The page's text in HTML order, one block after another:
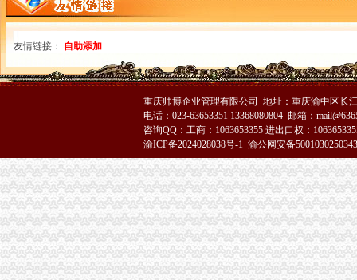
永川局开展注册登记“优质服务月”代办注销分公司活动
大足局重庆注销分公司组织60名干部职工积参加西山林场扑火
奉节局重庆注销分公司扎实做好离退休老干部工作
江津局代办注销分公司四项措施化服务转型
黔江局采取“五查”代办注销分公司化票据管理
沙坪坝局“三抓三促”代理注销分公司确保高温酷暑市场稳定
永川局五措并举贯彻实施《行使行政处罚自由裁量权的重庆注销税务意见》取
沙坪坝局突出“三抓”重庆分公司注销理中介
巴南局代办注销分公司三项措施开展危险化学品安全专项整
陈文渝副局代办注销分公司长到高新区局现场办公
李晞朦副局代办注销分公司长率队赴西参加2006年西部商标行政保护协作会议
涪陵局开展“诚信市场”代理注销分公司评比促进集贸市场规范发展
巫溪局采取三项措施整顿规范食品市分公司营业执照注销场
永川局重庆注销税务采取三项措施规范执法行为
酉局重庆注销分公司开展夏季食品及个体户验照亮照经营专项整见成效
友情链接： 自助添加
重庆帅博企业管理有限公司 地址：重庆渝中区长
电话：023-63653351 13368080804 邮箱：
咨询QQ：工商：1063653355 进出口权：
渝ICP备2024028038号-1 渝公网安备